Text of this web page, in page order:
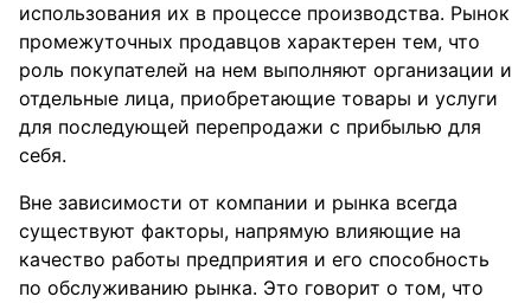
использования их в процессе производства. Рынок
промежуточных продавцов характерен тем, что
роль покупателей на нем выполняют организации и
отдельные лица, приобретающие товары и услуги
для последующей перепродажи с прибылью для
себя.
Вне зависимости от компании и рынка всегда
существуют факторы, напрямую влияющие на
качество работы предприятия и его способность
по обслуживанию рынка. Это говорит о том, что